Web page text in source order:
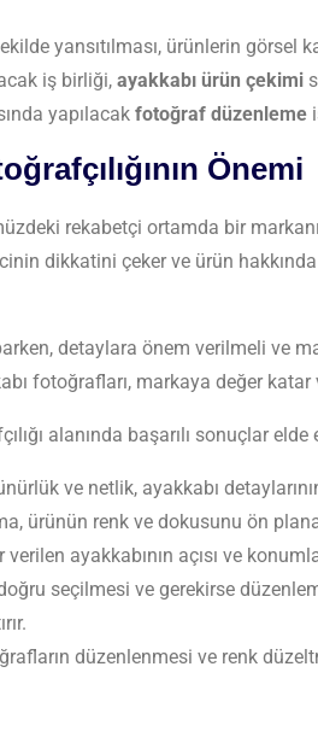
yansıtılması, ürünlerin görsel
iş birliği, ayakkabı ürün çekimi
yapılacak fotoğraf düzenleme
Önemi
rekabetçi ortamda bir
dikkatini çeker ve ürün
detaylara önem verilmeli ve
fotoğrafları, markaya değer katar
alanında başarılı sonuçlar
ve netlik, ayakkabı
ürünün renk ve dokusunu ön
verilen ayakkabının açısı ve
seçilmesi ve gerekirse
düzenlenmesi ve renk